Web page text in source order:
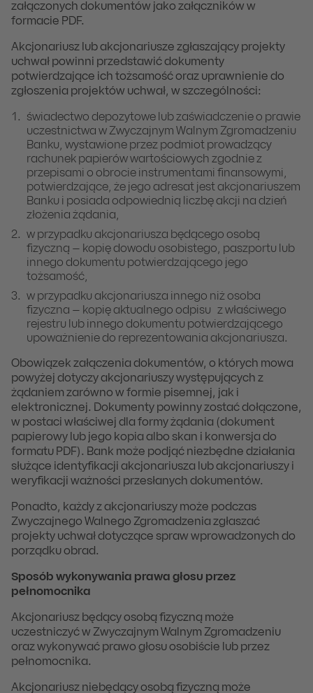
załączonych dokumentów jako załączników w
formacie PDF.
Akcjonariusz lub akcjonariusze zgłaszający projekty
uchwał powinni przedstawić dokumenty
potwierdzające ich tożsamość oraz uprawnienie do
zgłoszenia projektów uchwał, w szczególności:
świadectwo depozytowe lub zaświadczenie o prawie
uczestnictwa w Zwyczajnym Walnym Zgromadzeniu
Banku, wystawione przez podmiot prowadzący
rachunek papierów wartościowych zgodnie z
przepisami o obrocie instrumentami finansowymi,
potwierdzające, że jego adresat jest akcjonariuszem
Banku i posiada odpowiednią liczbę akcji na dzień
złożenia żądania,
w przypadku akcjonariusza będącego osobą
fizyczną – kopię dowodu osobistego, paszportu lub
innego dokumentu potwierdzającego jego
tożsamość,
w przypadku akcjonariusza innego niż osoba
fizyczna – kopię aktualnego odpisu z właściwego
rejestru lub innego dokumentu potwierdzającego
upoważnienie do reprezentowania akcjonariusza.
Obowiązek załączenia dokumentów, o których mowa
powyżej dotyczy akcjonariuszy występujących z
żądaniem zarówno w formie pisemnej, jak i
elektronicznej. Dokumenty powinny zostać dołączone,
w postaci właściwej dla formy żądania (dokument
papierowy lub jego kopia albo skan i konwersja do
formatu PDF). Bank może podjąć niezbędne działania
służące identyfikacji akcjonariusza lub akcjonariuszy i
weryfikacji ważności przesłanych dokumentów.
Ponadto, każdy z akcjonariuszy może podczas
Zwyczajnego Walnego Zgromadzenia zgłaszać
projekty uchwał dotyczące spraw wprowadzonych do
porządku obrad.
Sposób wykonywania prawa głosu przez
pełnomocnika
Akcjonariusz będący osobą fizyczną może
uczestniczyć w Zwyczajnym Walnym Zgromadzeniu
oraz wykonywać prawo głosu osobiście lub przez
pełnomocnika.
Akcjonariusz niebędący osobą fizyczną może